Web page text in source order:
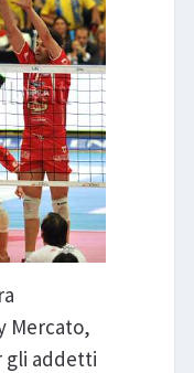
Mercato,
gli addetti